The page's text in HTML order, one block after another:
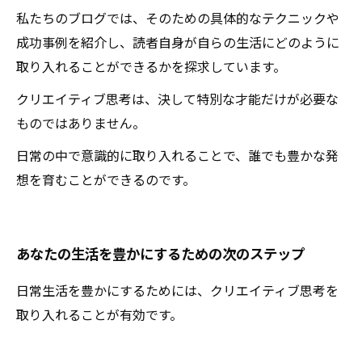
私たちのブログでは、そのための具体的なテクニックや
成功事例を紹介し、読者自身が自らの生活にどのように
取り入れることができるかを探求しています。
クリエイティブ思考は、決して特別な才能だけが必要な
ものではありません。
日常の中で意識的に取り入れることで、誰でも豊かな発
想を育むことができるのです。
あなたの生活を豊かにするための次のステップ
日常生活を豊かにするためには、クリエイティブ思考を
取り入れることが有効です。